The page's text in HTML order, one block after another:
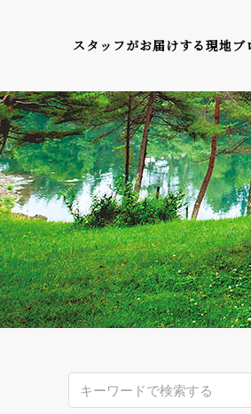
スタッフがお届けする現地ブ